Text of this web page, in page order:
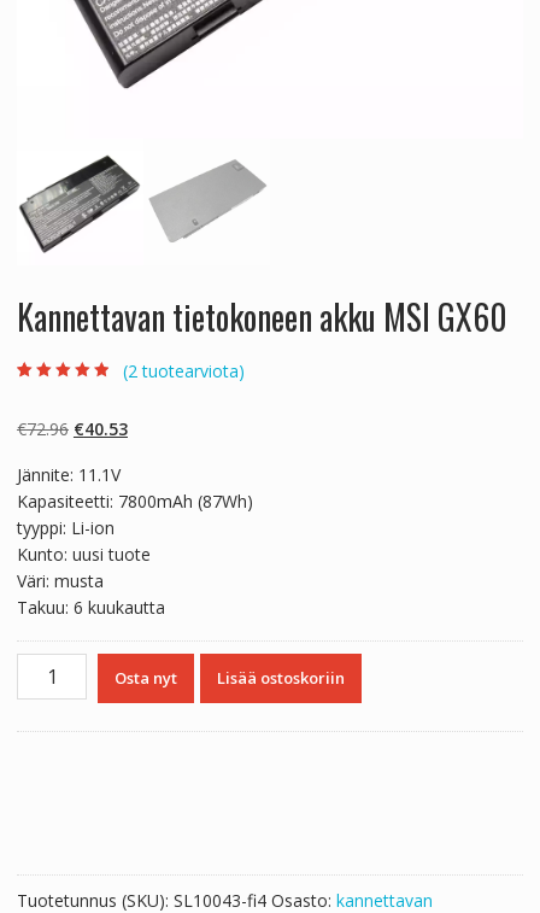
Kannettavan tietokoneen akku MSI GX60
asiakkaan
(2tuotearviota)
€72.96 Alkuperäinen
oli:
€72.96.
€40.53Nykyinen
€40.53.
Jännite: 11.1V
Kapasiteetti: 7800mAh (87Wh)
tyyppi: Li-ion
Kunto: uusi tuote
Väri: musta
Takuu: 6 kuukautta
Kannettavan
tietokoneen
Osta nyt Lisää ostoskoriin
Tuotetunnus (SKU): SL10043-fi4 Osasto: kannettavan